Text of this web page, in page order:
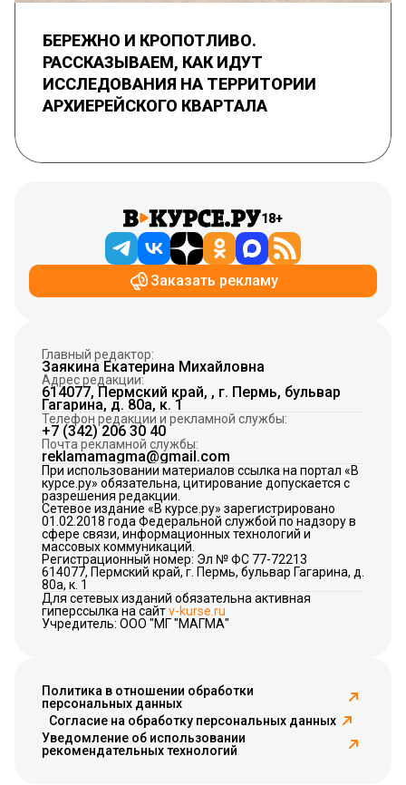
БЕРЕЖНО И КРОПОТЛИВО.
РАССКАЗЫВАЕМ, КАК ИДУТ
ИССЛЕДОВАНИЯ НА ТЕРРИТОРИИ
АРХИЕРЕЙСКОГО КВАРТАЛА
18+
Заказать рекламу
Главный редактор:
Заякина Екатерина Михайловна
Адрес редакции:
614077, Пермский край, , г. Пермь, бульвар
Гагарина, д. 80а, к. 1
Телефон редакции и рекламной службы:
+7 (342) 206 30 40
Почта рекламной службы:
reklamamagma@gmail.com
При использовании материалов ссылка на портал «В
курсе.ру» обязательна, цитирование допускается с
разрешения редакции.
Сетевое издание «В курсе.ру» зарегистрировано
01.02.2018 года Федеральной службой по надзору в
сфере связи, информационных технологий и
массовых коммуникаций.
Регистрационный номер: Эл № ФС 77-72213
614077, Пермский край, г. Пермь, бульвар Гагарина, д.
80а, к. 1
Для сетевых изданий обязательна активная
гиперссылка на сайтv-kurse.ru
Учредитель: ООО "МГ "МАГМА"
Политика в отношении обработки
персональных данных
Согласие на обработку персональных данных
Уведомление об использовании
рекомендательных технологий